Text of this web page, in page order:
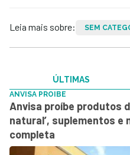
Leia mais sobre: SEM
ÚLTIMAS
ANVISA PROIBE
Anvisa proíbe produtos
natural’, suplementos e
completa